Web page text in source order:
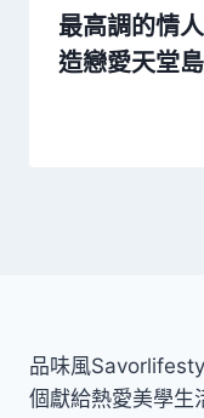
最高調的情
造戀愛天堂
品味風
個獻給熱愛美學生